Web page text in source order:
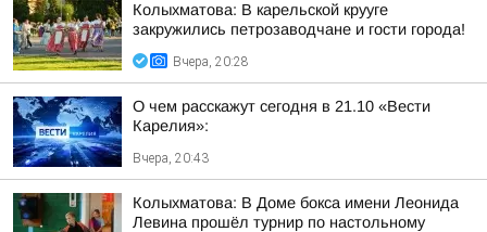
Колыхматова: В карельской крууге
закружились петрозаводчане и гости города!
Вчера, 20:28
О чем расскажут сегодня в 21.10 «Вести
Карелия»:
Вчера, 20:43
Колыхматова: В Доме бокса имени Леонида
Левина прошёл турнир по настольному